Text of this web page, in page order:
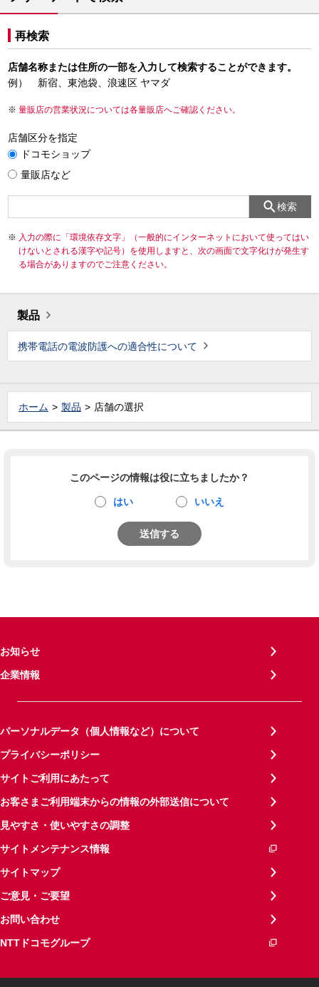
再検索
店舗名称または住所の一部を入力して検索することができます。
例） 新宿、東池袋、浪速区 ヤマダ
量販店の営業状況については各量販店へご確認ください。
店舗区分を指定
ドコモショップ
量販店など
検索
入力の際に「環境依存文字」（一般的にインターネットにおいて使ってはい
けないとされる漢字や記号）を使用しますと、次の画面で文字化けが発生す
る場合がありますのでご注意ください。
製品
携帯電話の電波防護への適合性について
ホーム 製品 店舗の選択
このページの情報は役に立ちましたか？
はい いいえ
送信する
お知らせ
企業情報
パーソナルデータ（個人情報など）について
プライバシーポリシー
サイトご利用にあたって
お客さまご利用端末からの情報の外部送信について
見やすさ・使いやすさの調整
サイトメンテナンス情報
サイトマップ
ご意見・ご要望
お問い合わせ
NTTドコモグループ